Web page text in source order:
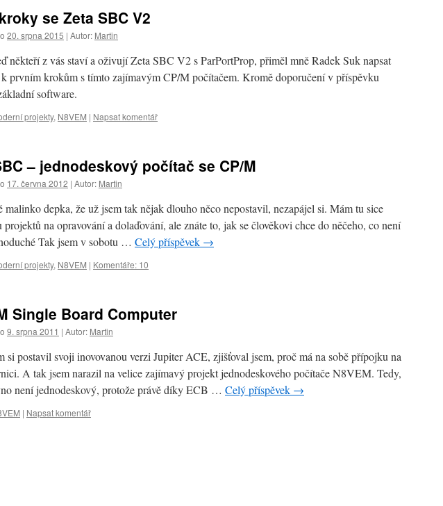
se Zeta SBC V2
20. srpna 2015 | Autor: Martin
někteří z vás staví a oživují Zeta SBC V2 s ParPortProp, přiměl mně Radek Suk napsat
prvním krokům s tímto zajímavým CP/M počítačem. Kromě doporučení v příspěvku
software.
projekty, N8VEM | Napsat komentář
– jednodeskový počítač se CP/M
17. června 2012 | Autor: Martin
malinko depka, že už jsem tak nějak dlouho něco nepostavil, nezapájel si. Mám tu sice
projektů na opravování a dolaďování, ale znáte to, jak se člověkovi chce do něčeho, co není
Tak jsem v sobotu … Celý příspěvek →
projekty, N8VEM | Komentáře: 10
Single Board Computer
9. srpna 2011 | Autor: Martin
si postavil svoji inovovanou verzi Jupiter ACE, zjišťoval jsem, proč má na sobě přípojku na
A tak jsem narazil na velice zajímavý projekt jednodeskového počítače N8VEM. Tedy,
není jednodeskový, protože právě díky ECB … Celý příspěvek →
| Napsat komentář